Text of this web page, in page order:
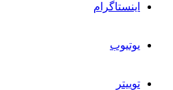
اینستاگرام
یوتیوب
توییتر